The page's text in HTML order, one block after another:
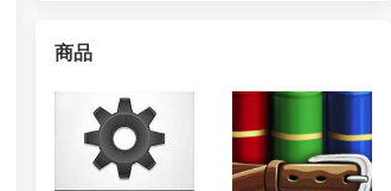
商品